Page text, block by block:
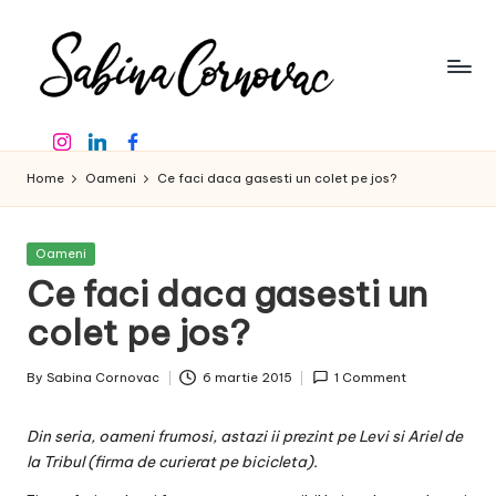
content
a
b
in
a
C
o
r
n
o
creator
de
16
-
InstagramLinkedinFacebook
Home Oameni Ce faci daca gasesti un colet pe jos?
Posted
Oameni
Ce faci daca gasesti un
colet pe jos?
Posted
By Sabina Cornovac 6 martie 2015 1 Comment
Din seria, oameni frumosi, astazi ii prezint pe Levi si Ariel de
la Tribul (firma de curierat pe bicicleta).